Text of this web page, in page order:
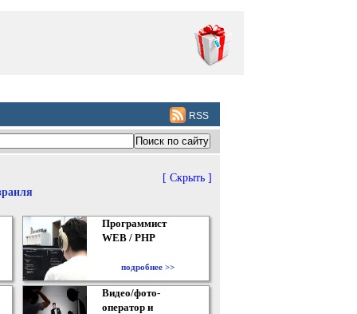
RSS
[ Скрыть ]
Программист
WEB / PHP
подробнее >>
Видео/фото-
оператор и